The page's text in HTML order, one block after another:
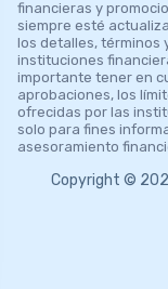
financieras y
siempre esté
los detalles, términos
instituciones
importante tener en
aprobaciones, los
ofrecidas por las
solo para fines
asesoramiento
Copyright ©